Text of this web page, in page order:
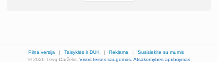
Pilna versija | Taisyklės ir DUK | Reklama |
Susisiekite su mumis
© 2026 Tėvų Darželis. Visos teisės saugomos. Atsakomybės apribojimas